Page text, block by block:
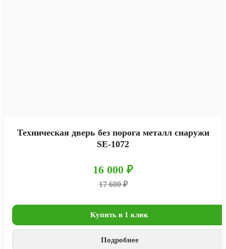
Техническая дверь без порога металл снаружи
SE-1072
16 000 ₽
17 600 ₽
Купить в 1 клик
Подробнее